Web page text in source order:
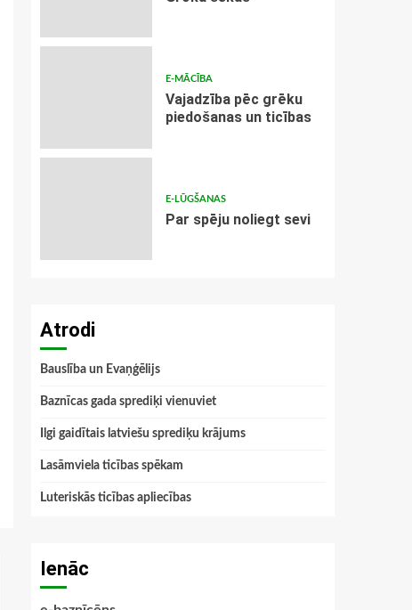
E-MĀCĪBA
Vajadzība pēc grēku
piedošanas un ticības
E-LŪGŠANAS
Par spēju noliegt sevi
Atrodi
Bauslība un Evaņģēlijs
Baznīcas gada sprediķi vienuviet
Ilgi gaidītais latviešu sprediķu krājums
Lasāmviela ticības spēkam
Luteriskās ticības apliecības
Ienāc